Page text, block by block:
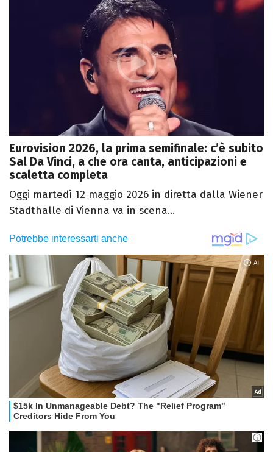
Eurovision 2026, la prima semifinale: c’è subito
Sal Da Vinci, a che ora canta, anticipazioni e
scaletta completa
Oggi martedì 12 maggio 2026 in diretta dalla Wiener
Stadthalle di Vienna va in scena...